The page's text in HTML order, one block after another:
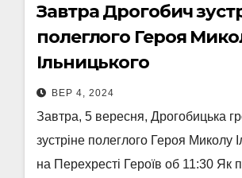
Завтра Дрогобич
полеглого Героя
Ільницького
ВЕР 4, 2024
Завтра, 5 вересня, Дрогобицька
зустріне полеглого Героя Миколу
на Перехресті Героїв об 11:30 Як